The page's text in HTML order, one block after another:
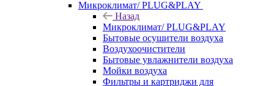
Микроклимат/ PLUG&PLAY
Назад
Микроклимат/ PLUG&PLAY
Бытовые осушители воздуха
Воздухоочистители
Бытовые увлажнители воздуха
Мойки воздуха
Фильтры и картриджи для